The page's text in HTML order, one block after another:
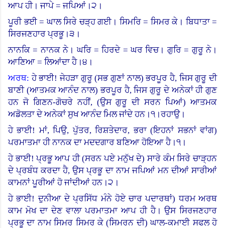
ਆਪ ਹੀ। ਜਾਪੇ = ਜਪਿਆਂ।੨।
ਪੂਰੀ ਭਈ = ਘਾਲ ਸਿਰੇ ਚੜ੍ਹ ਗਈ। ਸਿਮਰਿ = ਸਿਮਰ ਕੇ। ਬਿਧਾਤਾ =
ਸਿਰਜਣਹਾਰ ਪ੍ਰਭੂ।੩।
ਨਾਨਕਿ = ਨਾਨਕ ਨੇ। ਘਰਿ = ਹਿਰਦੇ = ਘਰ ਵਿਚ। ਗੁਰਿ = ਗੁਰੂ ਨੇ।
ਆਣਿਆ = ਲਿਆਂਦਾ ਹੈ।੪।
ਅਰਥ: ਹੇ ਭਾਈ! ਜੇਹੜਾ ਗੁਰੂ (ਸਭ ਗੁਣਾਂ ਨਾਲ) ਭਰਪੂਰ ਹੈ, ਜਿਸ ਗੁਰੂ ਦੀ
ਬਾਣੀ (ਆਤਮਕ ਆਨੰਦ ਨਾਲ) ਭਰਪੂਰ ਹੈ, ਜਿਸ ਗੁਰੂ ਦੇ ਅਨੇਕਾਂ ਹੀ ਗੁਣ
ਹਨ ਜੋ ਗਿਣਨ-ਗੋਚਰੇ ਨਹੀਂ, (ਉਸ ਗੁਰੂ ਦੀ ਸਰਨ ਪਿਆਂ) ਆਤਮਕ
ਅਡੋਲਤਾ ਦੇ ਅਨੇਕਾਂ ਸੁਖ ਆਨੰਦ ਮਿਲ ਜਾਂਦੇ ਹਨ।੧।ਰਹਾਉ।
ਹੇ ਭਾਈ! ਮਾਂ, ਪਿਉ, ਪੁੱਤਰ, ਰਿਸ਼ਤੇਦਾਰ,ਭਰਾ (ਇਹਨਾਂ ਸਭਨਾਂ ਵਾਂਗ)
ਪਰਮਾਤਮਾ ਹੀ ਨਾਨਕ ਦਾ ਮਦਦਗਾਰ ਬਣਿਆ ਹੋਇਆ ਹੈ।੧।
ਹੇ ਭਾਈ! ਪ੍ਰਭੂ ਆਪ ਹੀ (ਸਰਨ ਪਏ ਮਨੁੱਖ ਦੇ) ਸਾਰੇ ਕੰਮ ਸਿਰੇ ਚਾੜ੍ਹਨ
ਦੇ ਪ੍ਰਬੰਧ ਕਰਦਾ ਹੈ, ਉਸ ਪ੍ਰਭੂ ਦਾ ਨਾਮ ਜਪਿਆਂ ਮਨ ਦੀਆਂ ਸਾਰੀਆਂ
ਕਾਮਨਾਂ ਪੂਰੀਆਂ ਹੋ ਜਾਂਦੀਆਂ ਹਨ।੨।
ਹੇ ਭਾਈ! ਦੁਨੀਆ ਦੇ ਪ੍ਰਸਿੱਧ ਮੰਨੇ ਹੋਏ ਚਾਰ ਪਦਾਰਥਾਂ) ਧਰਮ ਅਰਥ
ਕਾਮ ਮੋਖ ਦਾ ਦੇਣ ਵਾਲਾ ਪਰਮਾਤਮਾ ਆਪ ਹੀ ਹੈ। ਉਸ ਸਿਰਜਣਹਾਰ
ਪ੍ਰਭੂ ਦਾ ਨਾਮ ਸਿਮਰ ਸਿਮਰ ਕੇ (ਸਿਮਰਨ ਦੀ) ਘਾਲ-ਕਮਾਈ ਸਫਲ ਹੋ